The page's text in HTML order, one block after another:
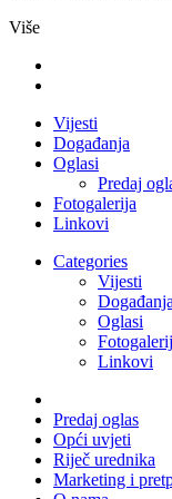
Više
Vijesti
Događanja
Oglasi
Predaj
Fotogalerija
Linkovi
Categories
Vijesti
Događanja
Oglasi
Linkovi
Predaj oglas
Opći uvjeti
Riječ urednika
Marketing i